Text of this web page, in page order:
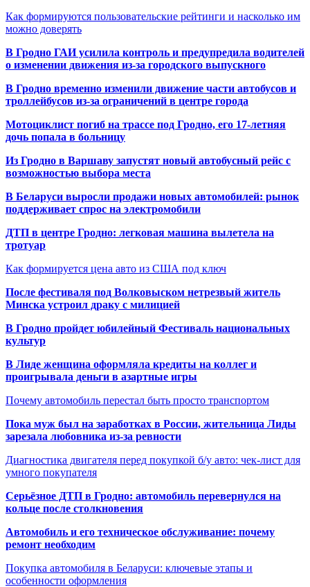
Как формируются пользовательские рейтинги и насколько им
можно доверять
В Гродно ГАИ усилила контроль и предупредила водителей
о изменении движения из-за городского выпускного
В Гродно временно изменили движение части автобусов и
троллейбусов из-за ограничений в центре города
Мотоциклист погиб на трассе под Гродно, его 17-летняя
дочь попала в больницу
Из Гродно в Варшаву запустят новый автобусный рейс с
возможностью выбора места
В Беларуси выросли продажи новых автомобилей: рынок
поддерживает спрос на электромобили
ДТП в центре Гродно: легковая машина вылетела на
тротуар
Как формируется цена авто из США под ключ
После фестиваля под Волковыском нетрезвый житель
Минска устроил драку с милицией
В Гродно пройдет юбилейный Фестиваль национальных
культур
В Лиде женщина оформляла кредиты на коллег и
проигрывала деньги в азартные игры
Почему автомобиль перестал быть просто транспортом
Пока муж был на заработках в России, жительница Лиды
зарезала любовника из-за ревности
Диагностика двигателя перед покупкой б/у авто: чек-лист для
умного покупателя
Серьёзное ДТП в Гродно: автомобиль перевернулся на
кольце после столкновения
Автомобиль и его техническое обслуживание: почему
ремонт необходим
Покупка автомобиля в Беларуси: ключевые этапы и
особенности оформления